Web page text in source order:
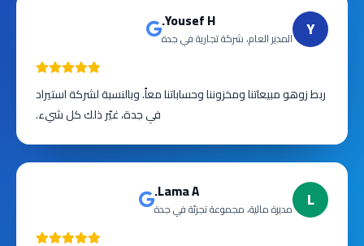
Y
Yousef H.
المدير العام، شركة تجارية في جدة
ربط زوهو مبيعاتنا ومخزوننا وحساباتنا معاً. وبالنسبة لشركة استيراد
في جدة، غيّر ذلك كل شيء.
L
Lama A.
مديرة مالية، مجموعة تجزئة في جدة